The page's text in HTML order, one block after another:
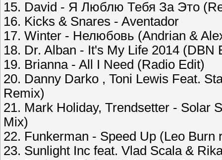
15. David - Я Люблю Тебя За Это
16. Kicks & Snares - Aventador
17. Winter - Нелюбовь (Andrian &
18. Dr. Alban - It's My Life 2014 (DBN
19. Brianna - All I Need (Radio Edit)
20. Danny Darko , Toni Lewis Feat.
Remix)
21. Mark Holiday, Trendsetter - Solar
Mix)
22. Funkerman - Speed Up (Leo Burn
23. Sunlight Inc feat. Vlad Scala &